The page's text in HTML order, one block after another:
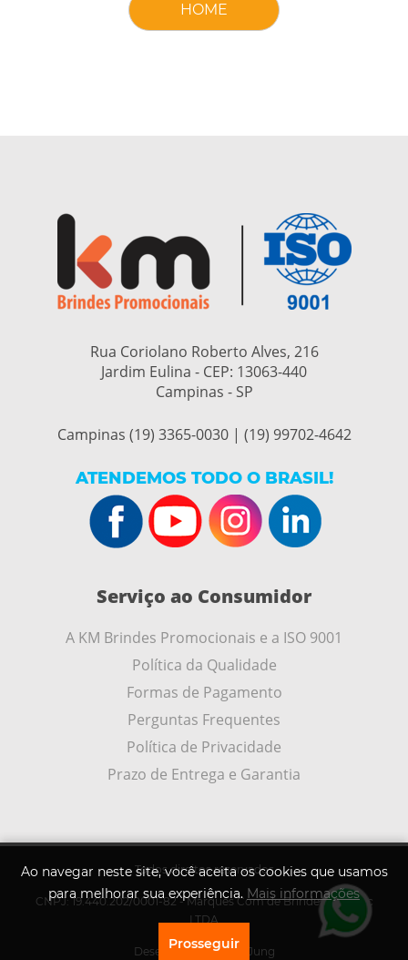
HOME
Ao navegar neste site, você aceita os cookies que usamos
para melhorar sua experiência. Mais informações
Prosseguir
Rua Coriolano Roberto Alves, 216
Jardim Eulina - CEP: 13063-440
Campinas - SP
Campinas (19) 3365-0030 | (19) 99702-4642
ATENDEMOS TODO O BRASIL!
Serviço ao Consumidor
A KM Brindes Promocionais e a ISO 9001
Política da Qualidade
Formas de Pagamento
Perguntas Frequentes
Política de Privacidade
Prazo de Entrega e Garantia
Todos direitos reservados
CNPJ: 19.440.202/0001-82 - Marques Com de Brindes Promoc
LTDA
Desenvolvido porA .Jung